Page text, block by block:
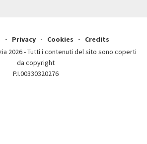
Privacy Cookies
Credits
2026 - Tutti i contenuti del sito sono coperti
da copyright
P.I.00330320276